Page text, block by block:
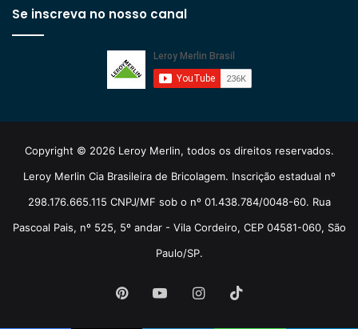
Se inscreva no nosso canal
Copyright © 2026 Leroy Merlin, todos os direitos reservados.
Leroy Merlin Cia Brasileira de Bricolagem. Inscrição estadual nº
298.176.665.115 CNPJ/MF sob o nº 01.438.784/0048-60. Rua
Pascoal Pais, nº 525, 5º andar - Vila Cordeiro, CEP 04581-060, São
Paulo/SP.
PinterestYouTubeInstagram